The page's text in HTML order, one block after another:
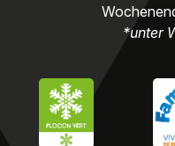
*unter